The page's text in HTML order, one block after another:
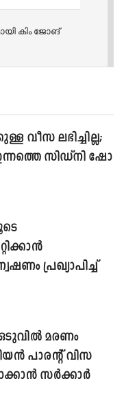
കിം ജോങ്
വീസ ലഭിച്ചില്ല;
സിഡ്നി ഷോ
പ്രഖ്യാപിച്ച്
മരണം
പാരന്റ് വിസ
സർക്കാർ